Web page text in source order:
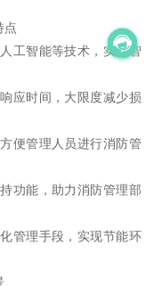
点
工智能等技术，实现智
应时间，大限度减少损
便管理人员进行消防管
功能，助力消防管理部
管理手段，实现节能环